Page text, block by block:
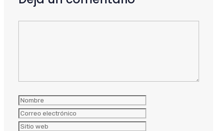
Nombre
Correo
electrónico
Sitio